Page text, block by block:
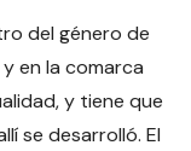
del género de
en la comarca
y tiene que
se desarrolló. El